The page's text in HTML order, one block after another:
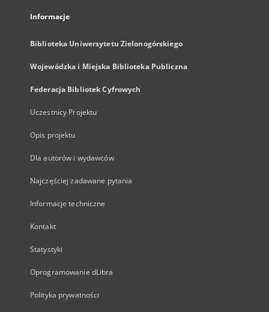
Informacje
Biblioteka Uniwersytetu Zielonogórskiego
Wojewódzka i Miejska Biblioteka Publiczna
Federacja Bibliotek Cyfrowych
Uczestnicy Projektu
Opis projektu
Dla autorów i wydawców
Najczęściej zadawane pytania
Informacje techniczne
Kontakt
Statystyki
Oprogramowanie dLibra
Polityka prywatności